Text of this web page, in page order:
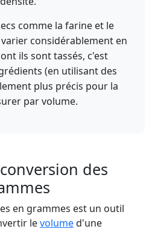
comme la farine et le
considérablement en
ils sont tassés, c'est
(en utilisant des
plus précis pour la
par volume.
des
en grammes est un outil
levolumed'une